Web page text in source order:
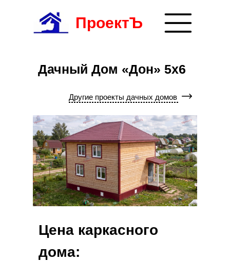
Производство и строительство
домов
по каркасно-щитовой технологии
8 (8352) 38-99-26
+7 (927) 854-47-
55
Получить консультацию
пн - пт: 9:00 до 18:00
сб.: 9:00 до 16:00
проспект И. Яковлева д.
(с левого торца здания)
ПроектЪ
Дачный Дом «Дон» 5x6
Другие проекты дачных домов
Цена каркасного
дома: